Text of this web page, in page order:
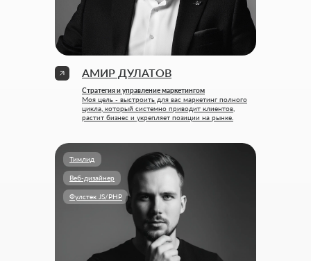
АМИР ДУЛАТОВ
Стратегия и управление маркетингом
Моя цель - выстроить для вас маркетинг полного
цикла, который системно приводит клиентов,
растит бизнес и укрепляет позиции на рынке.
Тимлид
Веб-дизайнер
Фулстек JS/PHP